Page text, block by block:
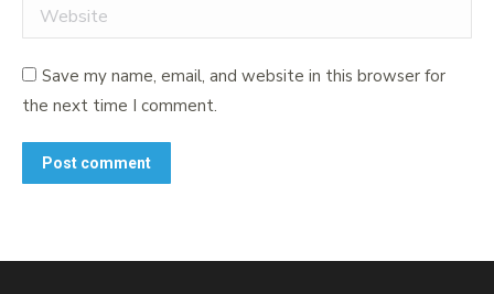
Website
Save my name, email, and website in this browser for
the next time I comment.
Post comment